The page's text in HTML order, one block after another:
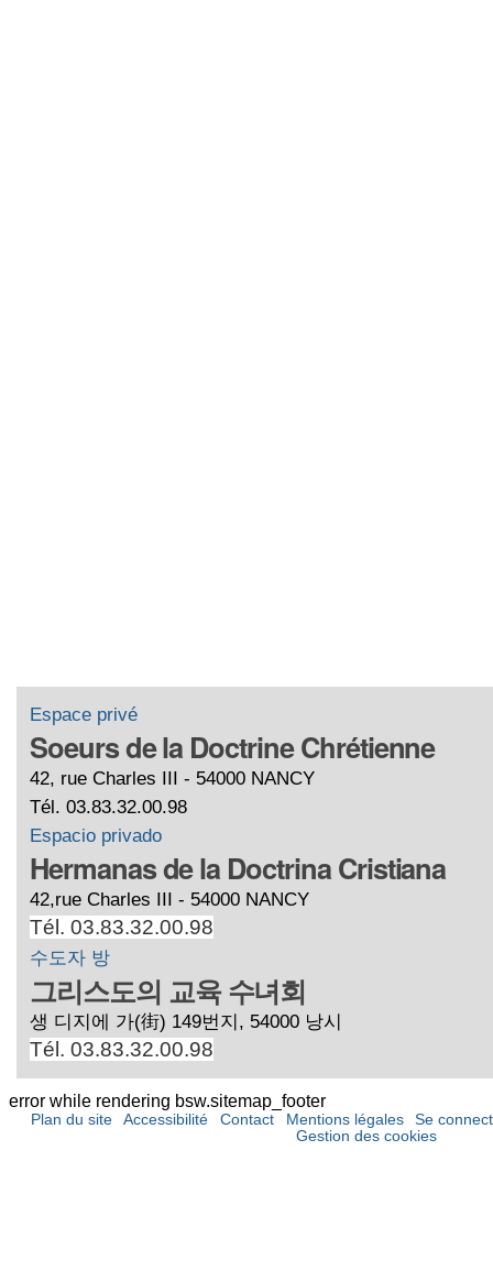
Espace privé
Soeurs de la Doctrine Chrétienne
42, rue Charles III - 54000 NANCY
Tél. 03.83.32.00.98
Espacio privado
Hermanas de la Doctrina Cristiana
42,rue Charles III - 54000 NANCY
Tél. 03.83.32.00.98
수도자 방
그리스도의 교육 수녀회
생 디지에 가(街) 149번지, 54000 낭시
Tél. 03.83.32.00.98
error while rendering bsw.sitemap_footer
Plan du site Accessibilité Contact Mentions légales
Se
Gestion des cookies